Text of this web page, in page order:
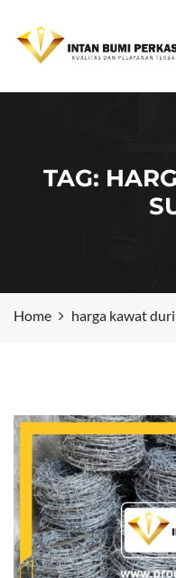
TAG:
Home harga kawat